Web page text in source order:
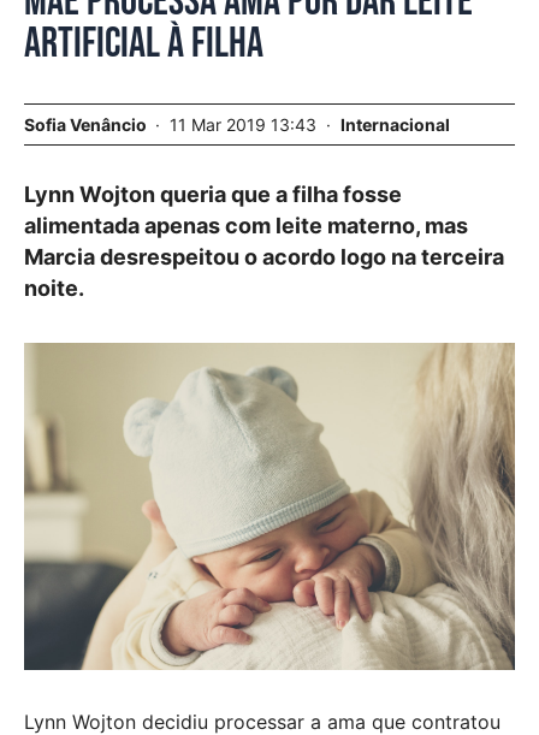
artificial à filha
Sofia Venâncio 11 Mar 2019 13:43 Internacional
Lynn Wojton queria que a filha fosse
alimentada apenas com leite materno, mas
Marcia desrespeitou o acordo logo na terceira
noite.
Lynn Wojton decidiu processar a ama que contratou